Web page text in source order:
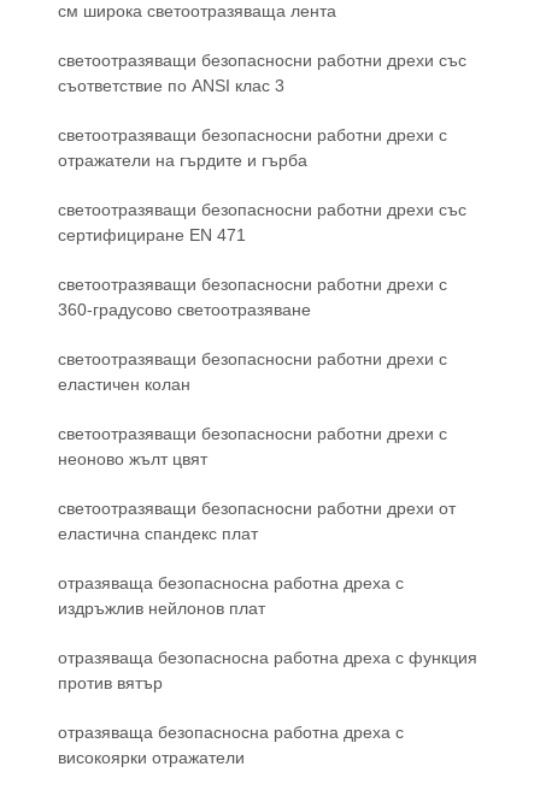
см широка светоотразяваща лента
светоотразяващи безопасносни работни дрехи със
съответствие по ANSI клас 3
светоотразяващи безопасносни работни дрехи с
отражатели на гърдите и гърба
светоотразяващи безопасносни работни дрехи със
сертифициране EN 471
светоотразяващи безопасносни работни дрехи с
360-градусово светоотразяване
светоотразяващи безопасносни работни дрехи с
еластичен колан
светоотразяващи безопасносни работни дрехи с
неоново жълт цвят
светоотразяващи безопасносни работни дрехи от
еластична спандекс плат
отразяваща безопасносна работна дреха с
издръжлив нейлонов плат
отразяваща безопасносна работна дреха с функция
против вятър
отразяваща безопасносна работна дреха с
високоярки отражатели